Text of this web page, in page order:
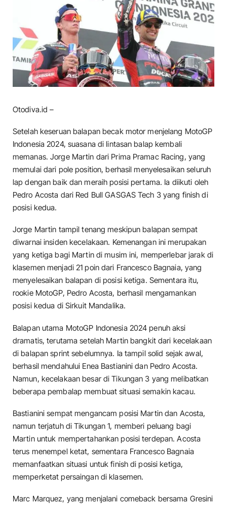
Otodiva.id –
Setelah keseruan balapan becak motor menjelang MotoGP
Indonesia 2024, suasana di lintasan balap kembali
memanas. Jorge Martin dari Prima Pramac Racing, yang
memulai dari pole position, berhasil menyelesaikan seluruh
lap dengan baik dan meraih posisi pertama. Ia diikuti oleh
Pedro Acosta dari Red Bull GASGAS Tech 3 yang finish di
posisi kedua.
Jorge Martin tampil tenang meskipun balapan sempat
diwarnai insiden kecelakaan. Kemenangan ini merupakan
yang ketiga bagi Martin di musim ini, memperlebar jarak di
klasemen menjadi 21 poin dari Francesco Bagnaia, yang
menyelesaikan balapan di posisi ketiga. Sementara itu,
rookie MotoGP, Pedro Acosta, berhasil mengamankan
posisi kedua di Sirkuit Mandalika.
Balapan utama MotoGP Indonesia 2024 penuh aksi
dramatis, terutama setelah Martin bangkit dari kecelakaan
di balapan sprint sebelumnya. Ia tampil solid sejak awal,
berhasil mendahului Enea Bastianini dan Pedro Acosta.
Namun, kecelakaan besar di Tikungan 3 yang melibatkan
beberapa pembalap membuat situasi semakin kacau.
Bastianini sempat mengancam posisi Martin dan Acosta,
namun terjatuh di Tikungan 1, memberi peluang bagi
Martin untuk mempertahankan posisi terdepan. Acosta
terus menempel ketat, sementara Francesco Bagnaia
memanfaatkan situasi untuk finish di posisi ketiga,
memperketat persaingan di klasemen.
Marc Marquez, yang menjalani comeback bersama Gresini